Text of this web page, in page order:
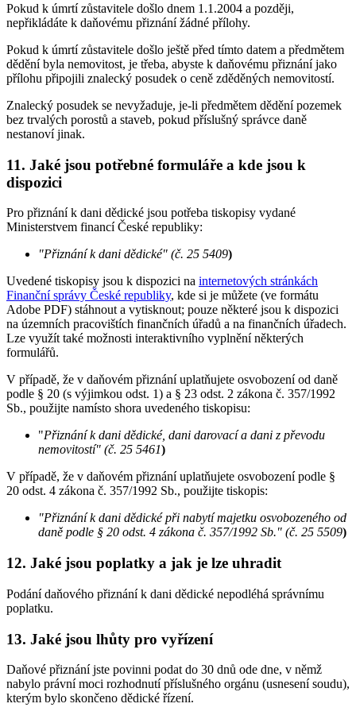
Pokud k úmrtí zůstavitele došlo dnem 1.1.2004 a později,
nepřikládáte k daňovému přiznání žádné přílohy.
Pokud k úmrtí zůstavitele došlo ještě před tímto datem a předmětem
dědění byla nemovitost, je třeba, abyste k daňovému přiznání jako
přílohu připojili znalecký posudek o ceně zděděných nemovitostí.
Znalecký posudek se nevyžaduje, je-li předmětem dědění pozemek
bez trvalých porostů a staveb, pokud příslušný správce daně
nestanoví jinak.
11. Jaké jsou potřebné formuláře a kde jsou k
dispozici
Pro přiznání k dani dědické jsou potřeba tiskopisy vydané
Ministerstvem financí České republiky:
"Přiznání k dani dědické" (č. 25 5409)
Uvedené tiskopisy jsou k dispozici na internetových stránkách
Finanční správy České republiky, kde si je můžete (ve formátu
Adobe PDF) stáhnout a vytisknout; pouze některé jsou k dispozici
na územních pracovištích finančních úřadů a na finančních úřadech.
Lze využít také možnosti interaktivního vyplnění některých
formulářů.
V případě, že v daňovém přiznání uplatňujete osvobození od daně
podle § 20 (s výjimkou odst. 1) a § 23 odst. 2 zákona č. 357/1992
Sb., použijte namísto shora uvedeného tiskopisu:
"Přiznání k dani dědické, dani darovací a dani z převodu
nemovitostí" (č. 25 5461)
V případě, že v daňovém přiznání uplatňujete osvobození podle §
20 odst. 4 zákona č. 357/1992 Sb., použijte tiskopis:
"Přiznání k dani dědické při nabytí majetku osvobozeného od
daně podle § 20 odst. 4 zákona č. 357/1992 Sb." (č. 25 5509)
12. Jaké jsou poplatky a jak je lze uhradit
Podání daňového přiznání k dani dědické nepodléhá správnímu
poplatku.
13. Jaké jsou lhůty pro vyřízení
Daňové přiznání jste povinni podat do 30 dnů ode dne, v němž
nabylo právní moci rozhodnutí příslušného orgánu (usnesení soudu),
kterým bylo skončeno dědické řízení.